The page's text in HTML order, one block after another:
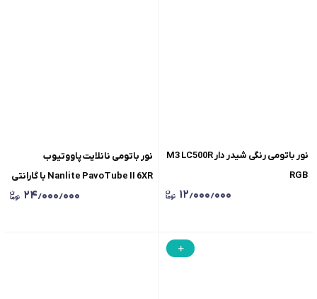
نور باتومی رنگی شیدر دار M3 LC500R
RGB
۱۲٫۰۰۰٫۰۰۰
نور باتومی نانلایت پاووتیوب
Nanlite PavoTube II 6XR با گارانتی
۲۴٫۰۰۰٫۰۰۰